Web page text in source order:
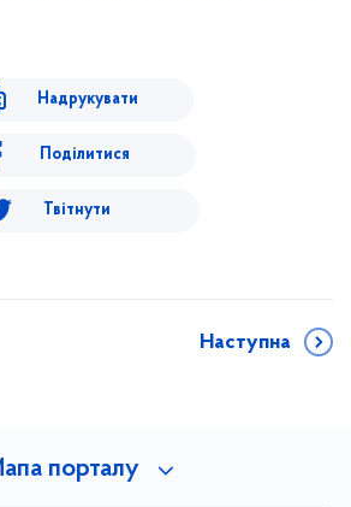
Надрукувати
Поділитися
Твітнути
Наступна
порталу